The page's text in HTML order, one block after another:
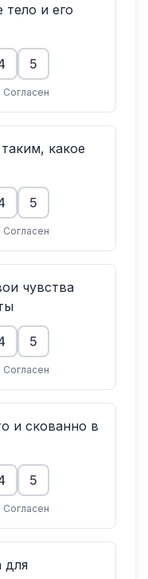
и его
5
Согласен
какое
5
Согласен
чувства
5
Согласен
и скованно в
5
Согласен
для